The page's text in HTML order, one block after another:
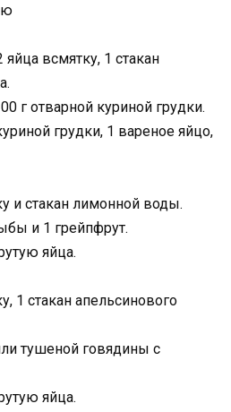
яйца всмятку, 1 стакан
г отварной куриной грудки.
грудки, 1 вареное яйцо,
и стакан лимонной воды.
и 1 грейпфрут.
яйца.
1 стакан апельсинового
тушеной говядины с
яйца.